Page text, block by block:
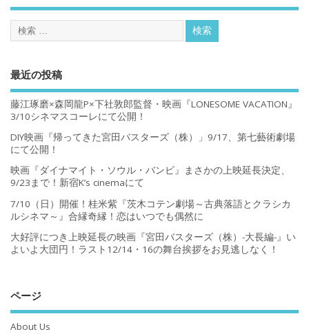
最近の投稿
藤江琢磨×森岡龍P×下社敦郎監督・映画『LONESOME VACATION』
3/10シネマスコーレにて公開！
DIY映画『帰ってきた宮田バスターズ（株）」9/17、第七藝術劇場
にて公開！
映画『ダイナマイト・ソウル・バンビ』まさかの上映延長決定、
9/23まで！新宿K’s cinemaにて
7/10（日）開催！桂米紫『茨木コテン劇場～古典落語とクラシカ
ルシネマ～』合縁奇縁！恋はいつでも偶然に
大好評につき上映延長の映画『宮田バスターズ（株）-大長編-』い
よいよ大団円！ラスト12/14・16の舞台挨拶をお見逃しなく！
ページ
About Us